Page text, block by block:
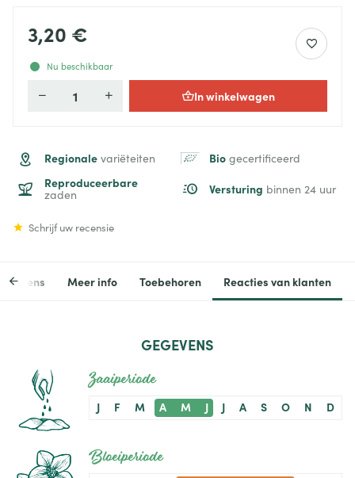
3,20 €
Nu beschikbaar
Aantal In winkelwagen
Regionale variëteiten Bio gecertificeerd
Reproduceerbare
zaden Versturing binnen 24 uur
Schrijf uw recensie
Meer info Toebehoren Reacties van klanten
GEGEVENS
Zaaiperiode
J F M A M J J A S O N D
Bloeiperiode